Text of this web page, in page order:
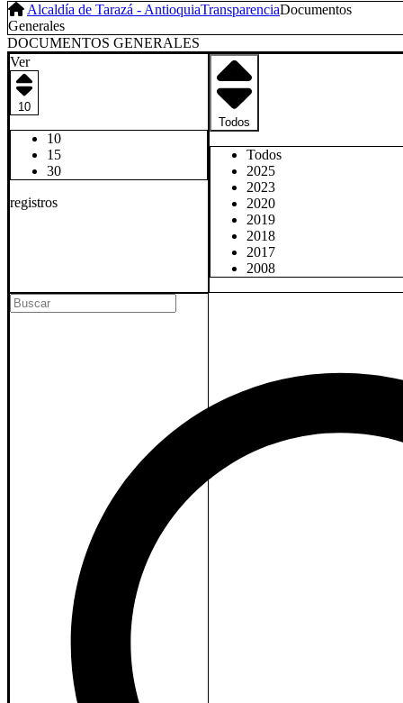
Alcaldía de Tarazá - AntioquiaTransparenciaDocumentos
Generales
DOCUMENTOS GENERALES​
Ver
10
10
15
30
registros
Todos
Todos
2025
2023
2020
2019
2018
2017
2008